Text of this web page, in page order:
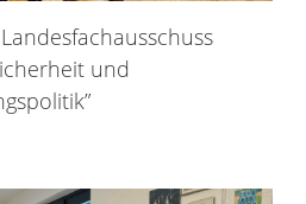
und